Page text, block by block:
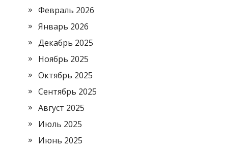
Февраль 2026
Январь 2026
Декабрь 2025
Ноябрь 2025
Октябрь 2025
Сентябрь 2025
Август 2025
Июль 2025
Июнь 2025